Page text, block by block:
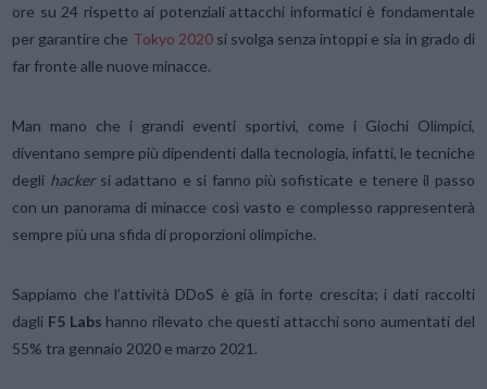
ore su 24 rispetto ai potenziali attacchi informatici è fondamentale
per garantire che Tokyo 2020si svolga senza intoppi e sia in grado di
far fronte alle nuove minacce.
Man mano che i grandi eventi sportivi, come i Giochi Olimpici,
diventano sempre più dipendenti dalla tecnologia, infatti, le tecniche
degli hackersi adattano e si fanno più sofisticate e tenere il passo
con un panorama di minacce così vasto e complesso rappresenterà
sempre più una sfida di proporzioni olimpiche.
Sappiamo che l’attività DDoS è già in forte crescita; i dati raccolti
dagli F5 Labs hanno rilevato che questi attacchi sono aumentati del
55% tra gennaio 2020 e marzo 2021.